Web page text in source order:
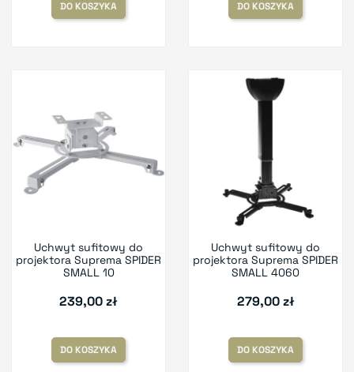
DO KOSZYKA DO KOSZYKA
Uchwyt sufitowy do
projektora Suprema SPIDER
SMALL 10
239,00 zł
DO KOSZYKA
Uchwyt sufitowy do
projektora Suprema SPIDER
SMALL 4060
279,00 zł
DO KOSZYKA